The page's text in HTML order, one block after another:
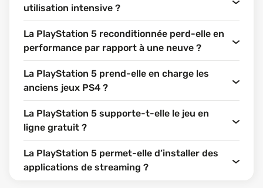
utilisation intensive ?
La PlayStation 5 reconditionnée perd-elle en
performance par rapport à une neuve ?
La PlayStation 5 prend-elle en charge les
anciens jeux PS4 ?
La PlayStation 5 supporte-t-elle le jeu en
ligne gratuit ?
La PlayStation 5 permet-elle d’installer des
applications de streaming ?